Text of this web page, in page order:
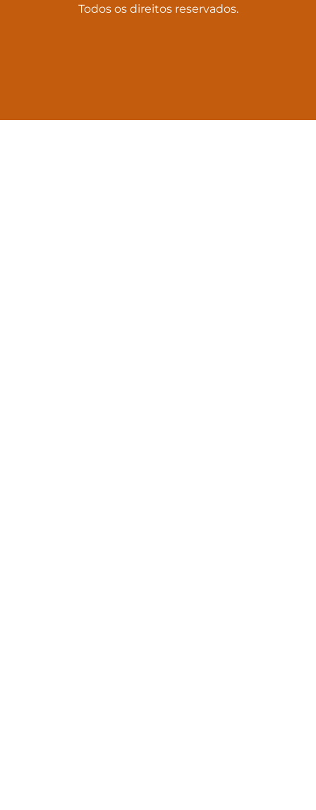
Todos os direitos reservados.